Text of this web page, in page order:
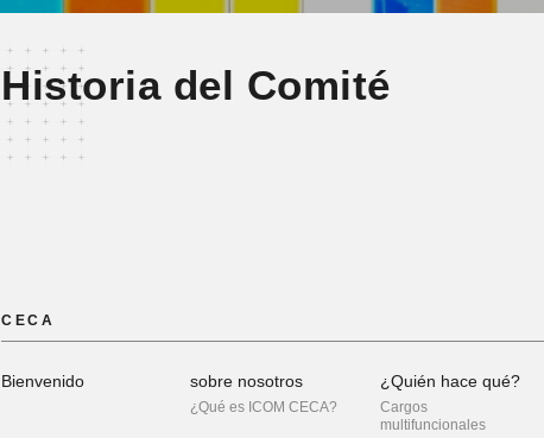
Historia del Comité
CECA
Bienvenido sobre nosotros
¿Qué es ICOM CECA?
¿Quién hace qué?
Cargos
multifuncionales